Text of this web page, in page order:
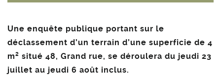
Une enquête publique portant sur le
déclassement d’un terrain d’une superficie de 4
m² situé 48, Grand rue, se déroulera du jeudi 23
juillet au jeudi 6 août inclus.